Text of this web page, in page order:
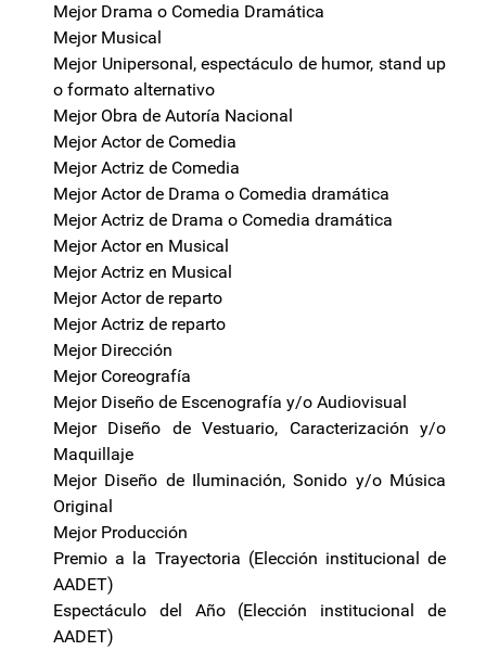
Mejor Drama o Comedia Dramática
Mejor Musical
Mejor Unipersonal, espectáculo de humor, stand up
o formato alternativo
Mejor Obra de Autoría Nacional
Mejor Actor de Comedia
Mejor Actriz de Comedia
Mejor Actor de Drama o Comedia dramática
Mejor Actriz de Drama o Comedia dramática
Mejor Actor en Musical
Mejor Actriz en Musical
Mejor Actor de reparto
Mejor Actriz de reparto
Mejor Dirección
Mejor Coreografía
Mejor Diseño de Escenografía y/o Audiovisual
Mejor Diseño de Vestuario, Caracterización y/o
Maquillaje
Mejor Diseño de Iluminación, Sonido y/o Música
Original
Mejor Producción
Premio a la Trayectoria (Elección institucional de
AADET)
Espectáculo del Año (Elección institucional de
AADET)